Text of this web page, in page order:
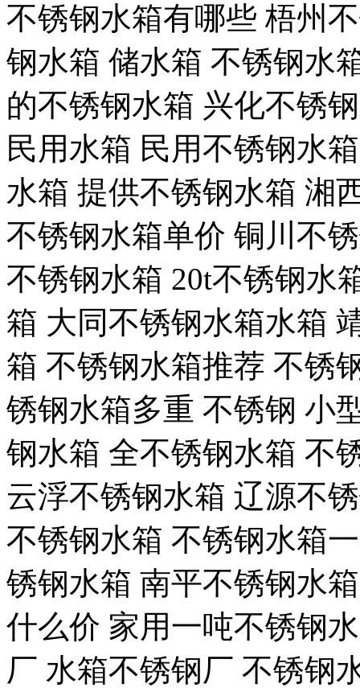
不锈钢水箱有哪些 梧州
钢水箱 储水箱 不锈钢水
的不锈钢水箱 兴化不锈
民用水箱 民用不锈钢水
水箱 提供不锈钢水箱 湘
不锈钢水箱单价 铜川不
不锈钢水箱 20t不锈钢水
箱 大同不锈钢水箱水箱
箱 不锈钢水箱推荐 不锈
锈钢水箱多重 不锈钢 小
钢水箱 全不锈钢水箱 不
云浮不锈钢水箱 辽源不
不锈钢水箱 不锈钢水箱
锈钢水箱 南平不锈钢水
什么价 家用一吨不锈钢
厂 水箱不锈钢厂 不锈钢